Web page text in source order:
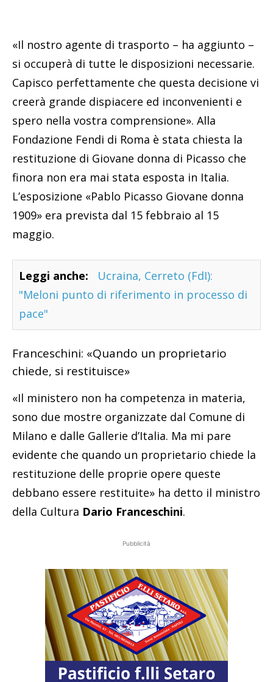
«Il nostro agente di trasporto – ha aggiunto –
si occuperà di tutte le disposizioni necessarie.
Capisco perfettamente che questa decisione vi
creerà grande dispiacere ed inconvenienti e
spero nella vostra comprensione». Alla
Fondazione Fendi di Roma è stata chiesta la
restituzione di Giovane donna di Picasso che
finora non era mai stata esposta in Italia.
L’esposizione «Pablo Picasso Giovane donna
1909» era prevista dal 15 febbraio al 15
maggio.
Leggi anche:
Ucraina, Cerreto (FdI):
"Meloni punto di riferimento in processo di
pace"
Franceschini: «Quando un proprietario
chiede, si restituisce»
«Il ministero non ha competenza in materia,
sono due mostre organizzate dal Comune di
Milano e dalle Gallerie d’Italia. Ma mi pare
evidente che quando un proprietario chiede la
restituzione delle proprie opere queste
debbano essere restituite» ha detto il ministro
della Cultura Dario Franceschini.
Pubblicità